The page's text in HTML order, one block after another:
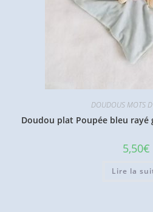
DOUDOUS MOTS
Doudou plat Poupée bleu rayé
5,50€
Lire la